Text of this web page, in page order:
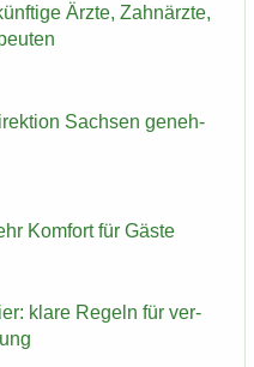
Ärzte, Zahn­ärz­te,
Sach­sen ge­neh­
Kom­fort für Gäste
klare Re­geln für ver­